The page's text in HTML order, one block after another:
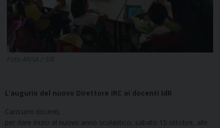
L’augurio del nuovo Direttore IRC ai docenti IdR
Carissimi docenti,
per dare inizio al nuovo anno scolastico, sabato 15 ottobre, alle